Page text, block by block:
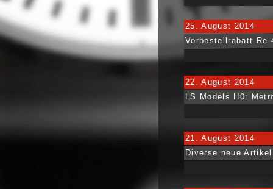
25. August 2014
Vorbestellrabatt Re
22. August 2014
LS Models H0:
21. August 2014
Diverse neue